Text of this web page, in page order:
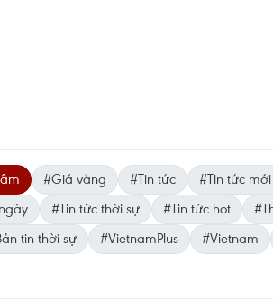
#Giá vàng #Tin tức #Tin tức
#Tin tức thời sự #Tin tức hot
tin thời sự #VietnamPlus #Vietnam